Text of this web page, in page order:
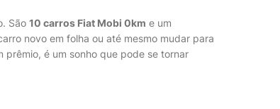
São 10 carros Fiat Mobi 0km e um
novo em folha ou até mesmo mudar para
prêmio, é um sonho que pode se tornar